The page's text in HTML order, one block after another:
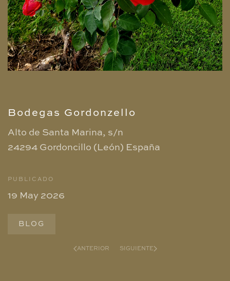
Bodegas Gordonzello
Alto de Santa Marina, s/n
24294 Gordoncillo (León) España
PUBLICADO
19 May 2026
BLOG
ANTERIOR SIGUIENTE